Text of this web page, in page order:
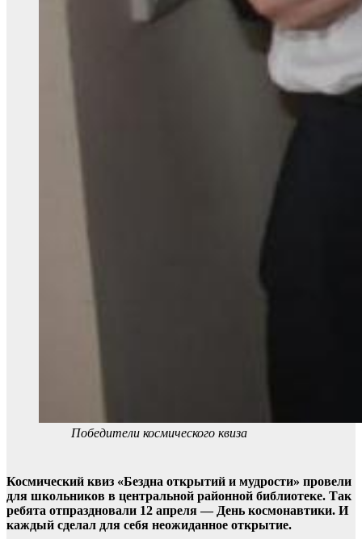
Победители космического квиза
Космический квиз «Бездна открытий и мудрости» провели
для школьников в центральной районной библиотеке. Так
ребята отпраздновали 12 апреля — День космонавтики. И
каждый сделал для себя неожиданное открытие.